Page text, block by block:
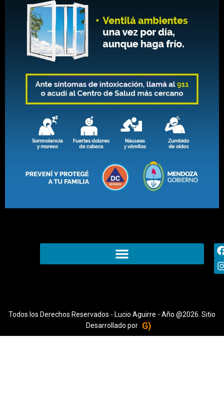
Todos los Derechos Reservados - Lucio Aguirre - Año @2026. Sitio
Desarrollado por G)